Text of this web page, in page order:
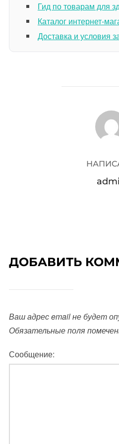
Гид по товарам для
Каталог интернет-
Доставка и условия
АВТОР
ДОБАВИТЬ
Ваш адрес email не будет
Обязательные поля
Сообщение: